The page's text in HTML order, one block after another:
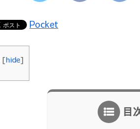
Pocket
[hide]
目